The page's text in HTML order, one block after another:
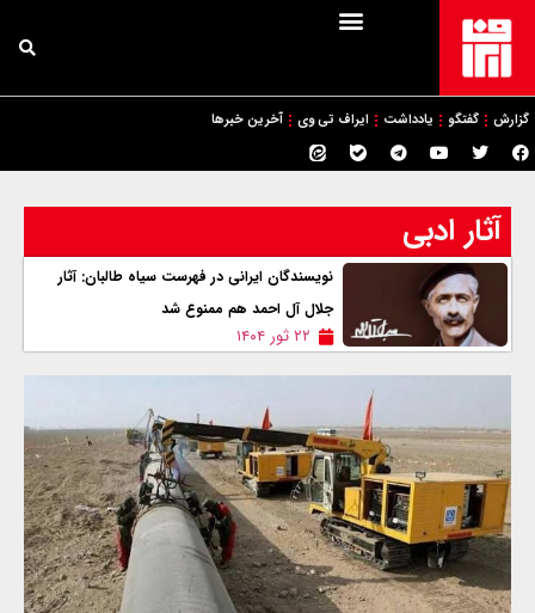
گزارش گفتگو یادداشت ایراف تی وی آخرین خبرها
آثار ادبی
نویسندگان ایرانی در فهرست سیاه طالبان: آثار
جلال آل احمد هم ممنوع شد
۲۲ ثور ۱۴۰۴